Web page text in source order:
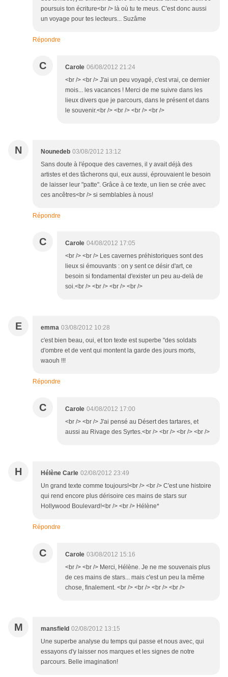
poursuis ton écriture<br /> là où tu te meus. C'est donc aussi
un voyage pour tes lecteurs... Suzâme
Répondre
C Carole 06/08/2012 21:24
<br /> <br /> J'ai un peu voyagé, c'est vrai, ce dernier
mois... les vacances ! Merci de me suivre dans les
lieux divers que je parcours, dans le présent et dans
le souvenir.<br /> <br /> <br /> <br />
N Nounedeb 03/08/2012 13:12
Sans doute à l'époque des cavernes, il y avait déjà des
artistes et des tâcherons qui, eux aussi, éprouvaient le besoin
de laisser leur "patte". Grâce à ce texte, un lien se crée avec
ces ancêtres<br /> si semblables à nous!
Répondre
C Carole 04/08/2012 17:05
<br /> <br /> Les cavernes préhistoriques sont des
lieux si émouvants : on y sent ce désir d'art, ce
besoin si fondamental d'exister un peu au-delà de
soi.<br /> <br /> <br /> <br />
E emma 03/08/2012 10:28
c'est bien beau, oui, et ton texte est superbe "des soldats
d'ombre et de vent qui montent la garde des jours morts,
waouh !!!
Répondre
C Carole 04/08/2012 17:00
<br /> <br /> J'ai pensé au Désert des tartares, et
aussi au Rivage des Syrtes.<br /> <br /> <br /> <br />
H Hélène Carle 02/08/2012 23:49
Un grand texte comme toujours!<br /> <br /> C'est une histoire
qui rend encore plus dérisoire ces mains de stars sur
Hollywood Boulevard!<br /> <br /> Hélène*
Répondre
C Carole 03/08/2012 15:16
<br /> <br /> Merci, Hélène. Je ne me souvenais plus
de ces mains de stars... mais c'est un peu la même
chose, finalement. <br /> <br /> <br /> <br />
M mansfield 02/08/2012 13:15
Une superbe analyse du temps qui passe et nous avec, qui
essayons d'y laisser nos marques et les signes de notre
parcours. Belle imagination!